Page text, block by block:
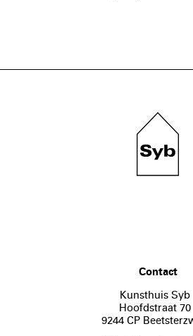
Contact
Kunsthuis Syb
Hoofdstraat 70
9244 CP